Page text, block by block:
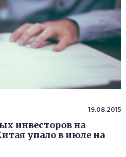
19.08.2015
инвесторов на
упало в июле на